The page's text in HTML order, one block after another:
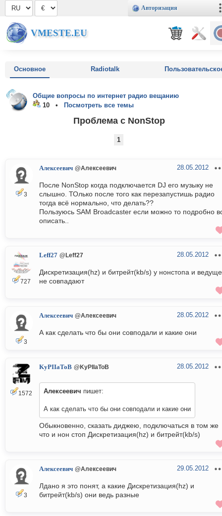
Авторизация
VMESTE.EU
Основное Radiotalk
Общие вопросы по интернет радио вещанию
10 •
Посмотреть все темы
Проблема с NonStop
1
3
Алексеевич @Алексеевич 28.05.2012
После NonStop когда подключается DJ его музыку не
слышно. ТОлько после того как перезапустишь радио
тогда всё нормально, что делать??
Пользуюсь SAM Broadcaster если можно то подробно
описать..
727
Leff27 @Leff27 28.05.2012
Дискретизация(hz) и битрейт(kb/s) у нонстопа и
не совпадают
3
Алексеевич @Алексеевич 28.05.2012
А как сделать что бы они совподали и какие они
1572
KyPIIaToB @KyPIIaToB 28.05.2012
Алексеевич пишет:
А как сделать что бы они совподали и какие они
Обыкновенно, сказать диджею, подключаться в том же
что и нон стоп Дискретизация(hz) и битрейт(kb/s)
3
Алексеевич @Алексеевич 29.05.2012
Лдано я это понят, а какие Дискретизация(hz) и
битрейт(kb/s) они ведь разные